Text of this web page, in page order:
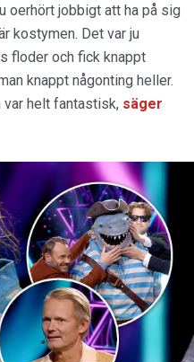
oerhört jobbigt att ha på sig
kostymen. Det var ju
floder och fick knappt
knappt någonting heller.
helt fantastisk, säger